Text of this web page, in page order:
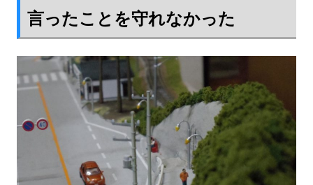
言ったことを守れなかった